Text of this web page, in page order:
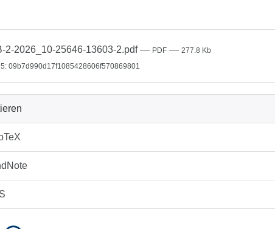
2-2026_10-25646-13603-2.pdf— PDF — 277.8 Kb
09b7d990d17f1085428606f570869801